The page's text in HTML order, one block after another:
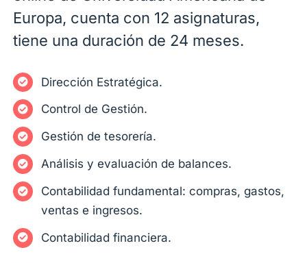
Europa, cuenta con 12 asignaturas,
tiene una duración de 24 meses.
Dirección Estratégica.
Control de Gestión.
Gestión de tesorería.
Análisis y evaluación de balances.
Contabilidad fundamental: compras, gastos,
ventas e ingresos.
Contabilidad financiera.